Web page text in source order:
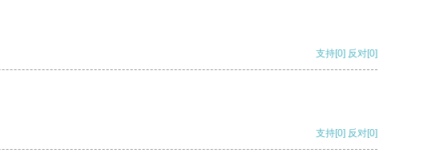
支持[0] 反对[0]
支持[0] 反对[0]